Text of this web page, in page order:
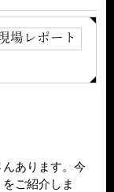
場レポート
あります。今
ご紹介しま